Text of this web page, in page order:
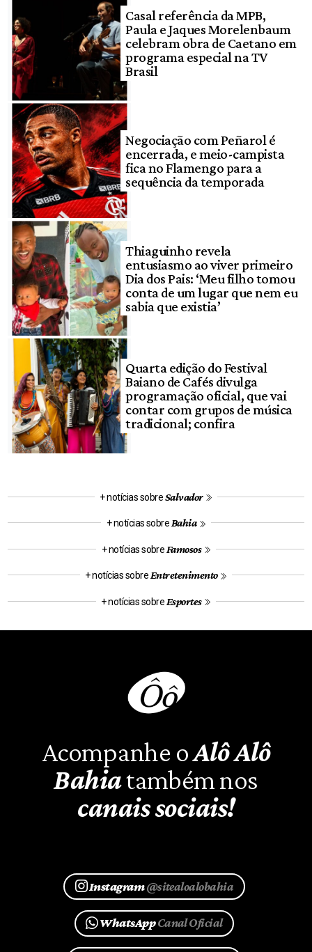
Casal referência da MPB,
Paula e Jaques Morelenbaum
celebram obra de Caetano em
programa especial na TV
Brasil
Negociação com Peñarol é
encerrada, e meio-campista
fica no Flamengo para a
sequência da temporada
Thiaguinho revela
entusiasmo ao viver primeiro
Dia dos Pais: ‘Meu filho tomou
conta de um lugar que nem eu
sabia que existia’
Quarta edição do Festival
Baiano de Cafés divulga
programação oficial, que vai
contar com grupos de música
tradicional; confira
+ notícias sobreSalvador
+ notícias sobre Bahia
+ notícias sobre Famosos
+ notícias sobre Entretenimento
+ notícias sobre Esportes
Acompanhe oAlô Alô
Bahiatambém nos
canais sociais!
Instagram@sitealoalobahia
WhatsAppCanal Oficial